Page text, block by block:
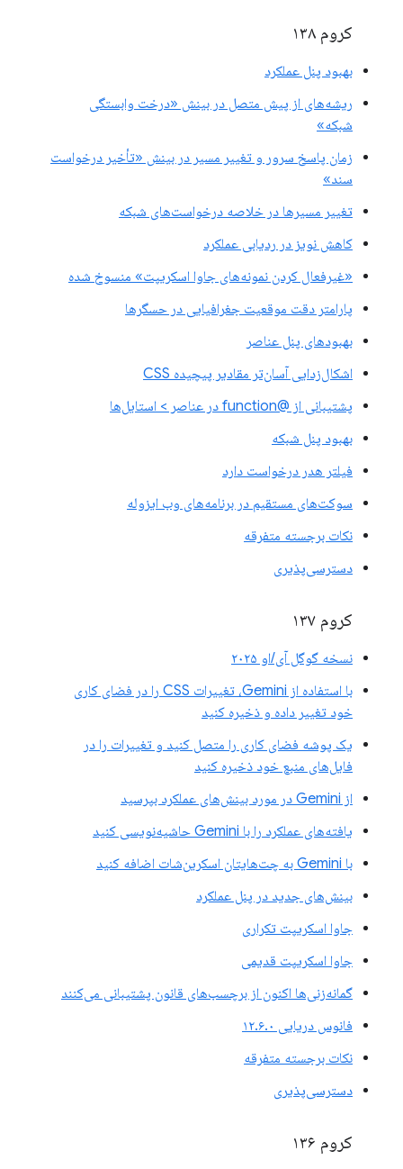
کروم ۱۳۸
بهبود پنل عملکرد
ریشه‌های از پیش متصل در بینش «درخت وابستگی
شبکه»
زمان پاسخ سرور و تغییر مسیر در بینش «تأخیر درخواست
سند»
تغییر مسیرها در خلاصه درخواست‌های شبکه
کاهش نویز در ردیابی عملکرد
«غیرفعال کردن نمونه‌های جاوا اسکریپت» منسوخ شده
پارامتر دقت موقعیت جغرافیایی در حسگرها
بهبودهای پنل عناصر
اشکال‌زدایی آسان‌تر مقادیر پیچیده CSS
پشتیبانی از @function در عناصر > استایل‌ها
بهبود پنل شبکه
فیلتر هدر درخواست دارد
سوکت‌های مستقیم در برنامه‌های وب ایزوله
نکات برجسته متفرقه
دسترسی‌پذیری
کروم ۱۳۷
نسخه گوگل آی/او ۲۰۲۵
با استفاده از Gemini، تغییرات CSS را در فضای کاری
خود تغییر داده و ذخیره کنید
یک پوشه فضای کاری را متصل کنید و تغییرات را در
فایل‌های منبع خود ذخیره کنید
از Gemini در مورد بینش‌های عملکرد بپرسید
یافته‌های عملکرد را با Gemini حاشیه‌نویسی کنید
با Gemini به چت‌هایتان اسکرین‌شات اضافه کنید
بینش‌های جدید در پنل عملکرد
جاوا اسکریپت تکراری
جاوا اسکریپت قدیمی
گمانه‌زنی‌ها اکنون از برچسب‌های قانون پشتیبانی می‌کنند
فانوس دریایی ۱۲.۶.۰
نکات برجسته متفرقه
دسترسی‌پذیری
کروم ۱۳۶